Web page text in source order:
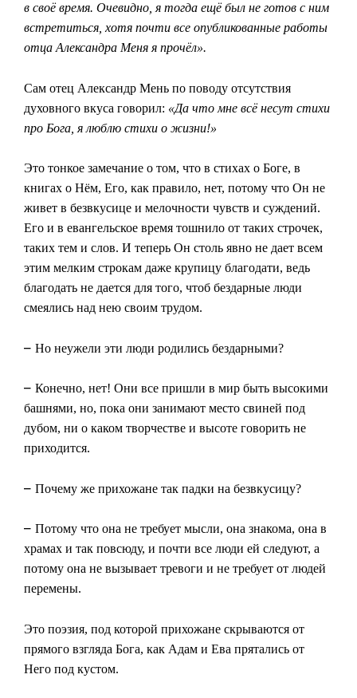
в своё время. Очевидно, я тогда ещё был не готов с ним
встретиться, хотя почти все опубликованные работы
отца Александра Меня я прочёл».
Сам отец Александр Мень по поводу отсутствия
духовного вкуса говорил: «Да что мне всё несут стихи
про Бога, я люблю стихи о жизни!»
Это тонкое замечание о том, что в стихах о Боге, в
книгах о Нём, Его, как правило, нет, потому что Он не
живет в безвкусице и мелочности чувств и суждений.
Его и в евангельское время тошнило от таких строчек,
таких тем и слов. И теперь Он столь явно не дает всем
этим мелким строкам даже крупицу благодати, ведь
благодать не дается для того, чтоб бездарные люди
смеялись над нею своим трудом.
– Но неужели эти люди родились бездарными?
– Конечно, нет! Они все пришли в мир быть высокими
башнями, но, пока они занимают место свиней под
дубом, ни о каком творчестве и высоте говорить не
приходится.
– Почему же прихожане так падки на безвкусицу?
– Потому что она не требует мысли, она знакома, она в
храмах и так повсюду, и почти все люди ей следуют, а
потому она не вызывает тревоги и не требует от людей
перемены.
Это поэзия, под которой прихожане скрываются от
прямого взгляда Бога, как Адам и Ева прятались от
Него под кустом.